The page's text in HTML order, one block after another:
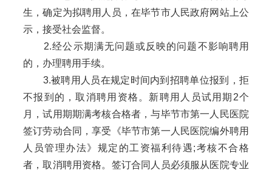
生，确定为拟聘用人员，在毕节市人民政府网站上公
示，接受社会监督。
2.经公示期满无问题或反映的问题不影响聘用
的，办理聘用手续。
3.被聘用人员在规定时间内到招聘单位报到，拒
不报到的，取消聘用资格。新聘用人员试用期2个
月，试用期期满考核合格者，与毕节市第一人民医院
签订劳动合同，享受《毕节市第一人民医院编外聘用
人员管理办法》规定的工资福利待遇;考核不合格
者，取消聘用资格。签订合同人员必须服从医院专业